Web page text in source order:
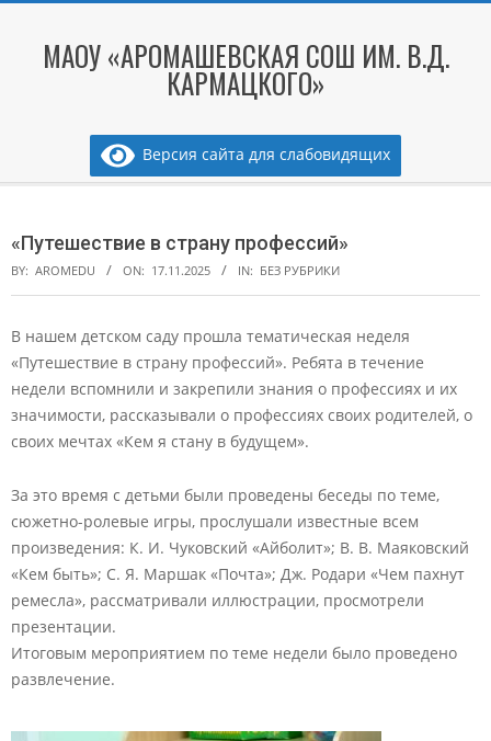
contentМАОУ «АРОМАШЕВСКАЯ СОШ ИМ. В.Д.
КАРМАЦКОГО»
Версия сайта для слабовидящих
Menu
«Путешествие в страну профессий»
BY: AROMEDU ON: 17.11.2025 IN: БЕЗ РУБРИКИ
В нашем детском саду прошла тематическая неделя
«Путешествие в страну профессий». Ребята в течение
недели вспомнили и закрепили знания о профессиях и их
значимости, рассказывали о профессиях своих родителей, о
своих мечтах «Кем я стану в будущем».
За это время с детьми были проведены беседы по теме,
сюжетно-ролевые игры, прослушали известные всем
произведения: К. И. Чуковский «Айболит»; В. В. Маяковский
«Кем быть»; С. Я. Маршак «Почта»; Дж. Родари «Чем пахнут
ремесла», рассматривали иллюстрации, просмотрели
презентации.
Итоговым мероприятием по теме недели было проведено
развлечение.